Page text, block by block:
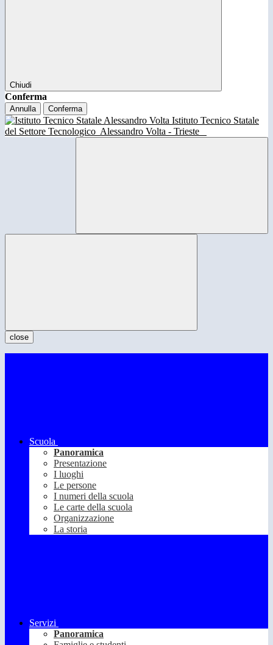
Chiudi
Conferma
Annulla Conferma
Istituto Tecnico Statale
del Settore Tecnologico Alessandro Volta - Trieste
close
Scuola
Panoramica
Presentazione
I luoghi
Le persone
I numeri della scuola
Le carte della scuola
Organizzazione
La storia
Servizi
Panoramica